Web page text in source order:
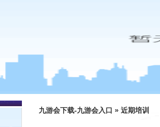
九游会下载-九游会入口 » 近期培训